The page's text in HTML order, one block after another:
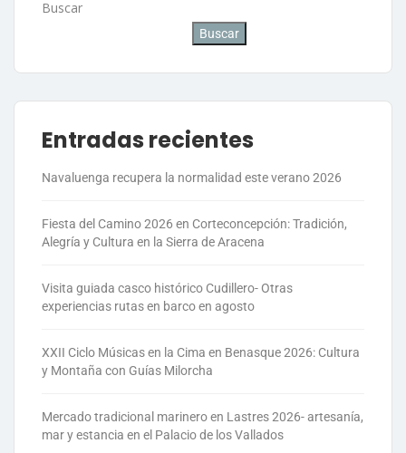
Buscar
Buscar
Entradas recientes
Navaluenga recupera la normalidad este verano 2026
Fiesta del Camino 2026 en Corteconcepción: Tradición,
Alegría y Cultura en la Sierra de Aracena
Visita guiada casco histórico Cudillero- Otras
experiencias rutas en barco en agosto
XXII Ciclo Músicas en la Cima en Benasque 2026: Cultura
y Montaña con Guías Milorcha
Mercado tradicional marinero en Lastres 2026- artesanía,
mar y estancia en el Palacio de los Vallados